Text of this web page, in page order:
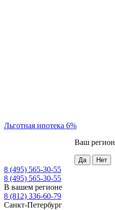
Льготная ипотека 6%
Ваш регион
8 (495) 565-30-55
8 (495) 565-30-55
В вашем регионе
8 (812) 336-60-79
Санкт-Петербург